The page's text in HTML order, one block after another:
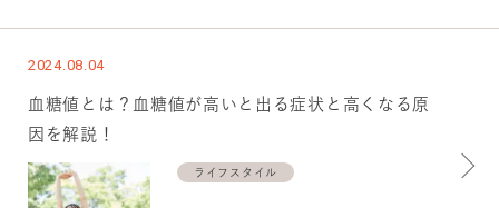
2024.08.04
血糖値とは？血糖値が高いと出る症状と高くなる原
因を解説！
ライフスタイル